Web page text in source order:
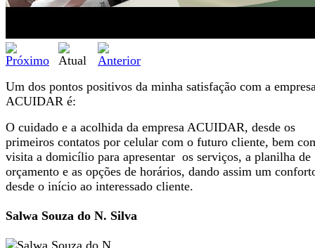
Um dos pontos positivos da minha satisfação com a
ACUIDAR é:
O cuidado e a acolhida da empresa ACUIDAR, desde os
primeiros contatos por celular com o futuro cliente, bem
visita a domicílio para apresentar os serviços, a planilha de
orçamento e as opções de horários, dando assim um
desde o início ao interessado cliente.
Salwa Souza do N. Silva